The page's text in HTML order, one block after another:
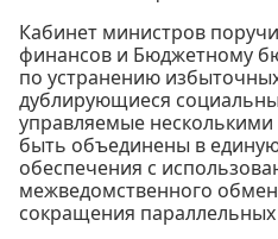
Кабинет министров
финансов и Бюджетному
по устранению
дублирующиеся
управляемые
быть объединены в
обеспечения с
межведомственного
сокращения